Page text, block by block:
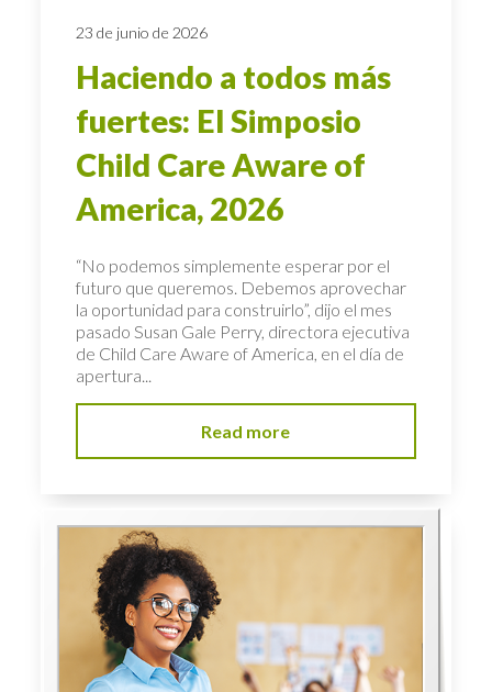
23 de junio de 2026
Haciendo a todos más
fuertes: El Simposio
Child Care Aware of
America, 2026
“No podemos simplemente esperar por el
futuro que queremos. Debemos aprovechar
la oportunidad para construirlo”, dijo el mes
pasado Susan Gale Perry, directora ejecutiva
de Child Care Aware of America, en el día de
apertura...
Read more